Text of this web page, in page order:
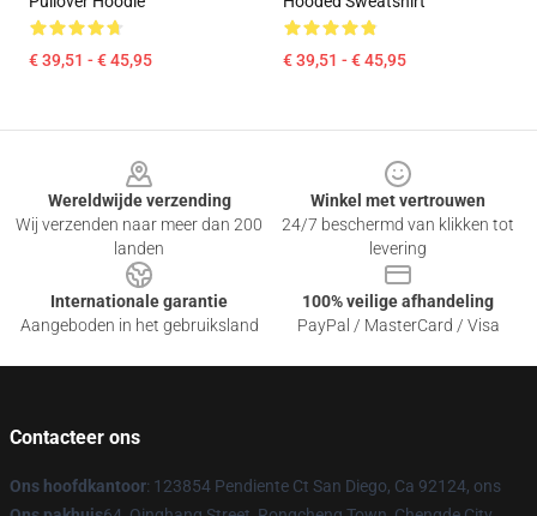
€ 39,51 - € 45,95 € 39,51 - € 45,95
Wereldwijde verzending
Wij verzenden naar meer dan 200
landen
Winkel met vertrouwen
24/7 beschermd van klikken tot
levering
Internationale garantie
Aangeboden in het gebruiksland
100% veilige afhandeling
PayPal / MasterCard / Visa
Contacteer ons
Ons hoofdkantoor: 123854 Pendiente Ct San Diego, Ca 92124, ons